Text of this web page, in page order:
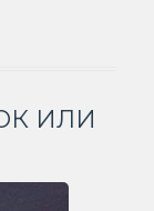
ИЛИ